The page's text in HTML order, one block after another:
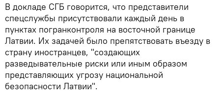
В докладе СГБ говорится, что представители
спецслужбы присутствовали каждый день в
пунктах погранконтроля на восточной границе
Латвии. Их задачей было препятствовать въезду в
страну иностранцев, "создающих
разведывательные риски или иным образом
представляющих угрозу национальной
безопасности Латвии".